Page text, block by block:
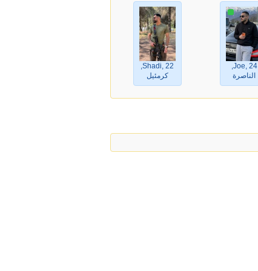
Joe, 24,
الناصرة
Shadi, 22,
كرمئيل